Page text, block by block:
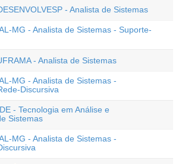
- Analista de Sistemas
MG - Analista de Sistemas - Suporte-
- Analista de Sistemas
MG - Analista de Sistemas -
Discursiva
- Tecnologia em Análise e
Sistemas
MG - Analista de Sistemas -